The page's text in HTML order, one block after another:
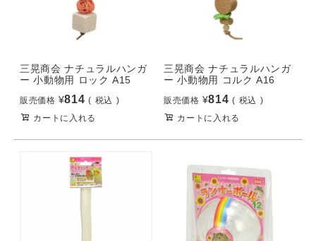
三晃商会 ナチュラルハンガ
ー 小動物用 ロック A15
販売価格 ¥814
税込
カートに入れる
三晃商会 ナチュラルハンガ
ー 小動物用 コルク A16
販売価格 ¥814
税込
カートに入れる